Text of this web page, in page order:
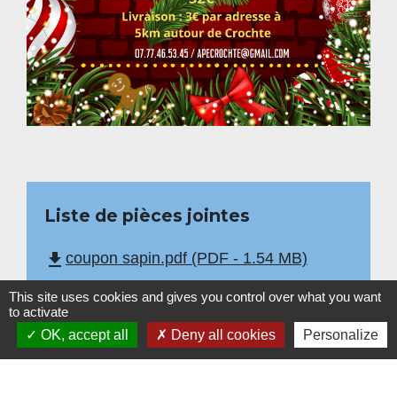
Liste de pièces jointes
file_download coupon sapin.pdf (PDF - 1.54 MB)
This site uses cookies and gives you control over what you want
to activate
OK, accept all
Deny all cookies Personalize